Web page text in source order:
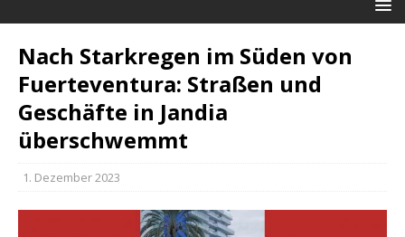
Nach Starkregen im Süden von
Fuerteventura: Straßen und
Geschäfte in Jandia
überschwemmt
1. Dezember 2023